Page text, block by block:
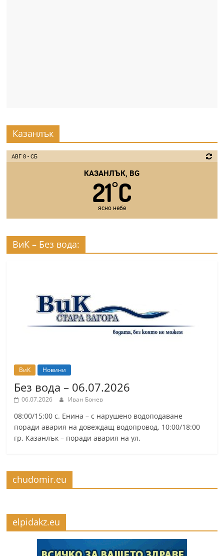
Казанлък
АВГ 8 - СБ
КАЗАНЛЪК, BG
21°C
ясно небе
ВиК – Без вода:
ВиК Новини
Без вода – 06.07.2026
06.07.2026 Иван Бонев
08:00/15:00 с. Енина – с нарушено водоподаване
поради авария на довеждащ водопровод. 10:00/18:00
гр. Казанлък – поради авария на ул.
chudomir.eu
elpidakz.eu